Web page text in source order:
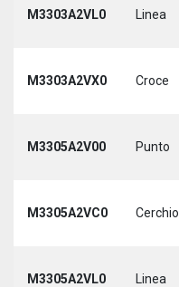
M3303A2VL0 Linea
M3303A2VX0 Croce
M3305A2V00 Punto
M3305A2VC0 Cerchio
M3305A2VL0 Linea